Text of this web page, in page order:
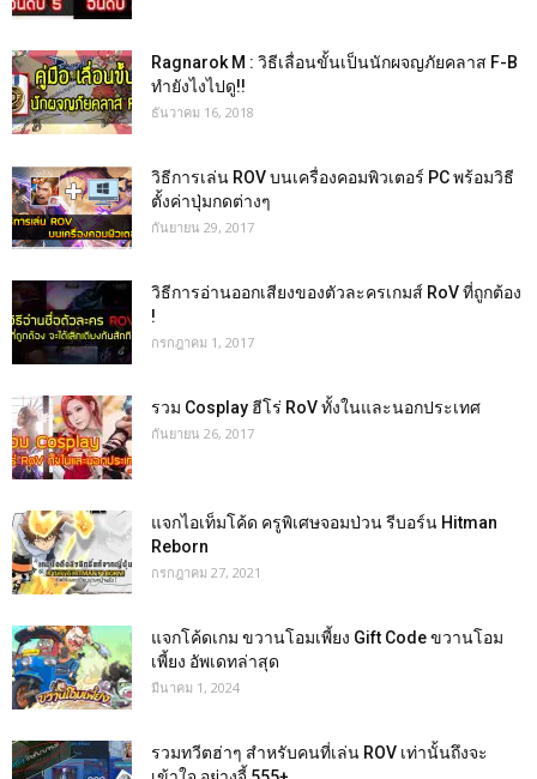
Ragnarok M : วิธีเลื่อนขั้นเป็นนักผจญภัยคลาส F-B
ทำยังไงไปดู!!
ธันวาคม 16, 2018
วิธีการเล่น ROV บนเครื่องคอมพิวเตอร์ PC พร้อมวิธี
ตั้งค่าปุ่มกดต่างๆ
กันยายน 29, 2017
วิธีการอ่านออกเสียงของตัวละครเกมส์ RoV ที่ถูกต้อง
!
กรกฎาคม 1, 2017
รวม Cosplay ฮีโร่ RoV ทั้งในและนอกประเทศ
กันยายน 26, 2017
แจกไอเท็มโค้ด ครูพิเศษจอมป่วน รีบอร์น Hitman
Reborn
กรกฎาคม 27, 2021
แจกโค้ดเกม ขวานโอมเพี้ยง Gift Code ขวานโอม
เพี้ยง อัพเดทล่าสุด
มีนาคม 1, 2024
รวมทวีตฮ่าๆ สำหรับคนที่เล่น ROV เท่านั้นถึงจะ